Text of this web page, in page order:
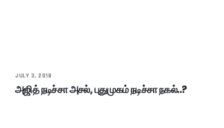
JULY 3, 2018
அஜித் நடிச்சா அசல், புதுமுகம் நடிச்சா நகல்..?